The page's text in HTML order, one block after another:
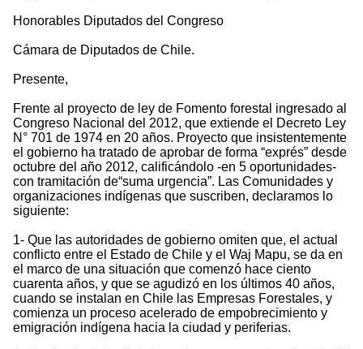
Honorables Diputados del Congreso
Cámara de Diputados de Chile.
Presente,
Frente al proyecto de ley de Fomento forestal ingresado al
Congreso Nacional del 2012, que extiende el Decreto Ley
N° 701 de 1974 en 20 años. Proyecto que insistentemente
el gobierno ha tratado de aprobar de forma “exprés” desde
octubre del año 2012, calificándolo -en 5 oportunidades-
con tramitación de“suma urgencia”. Las Comunidades y
organizaciones indígenas que suscriben, declaramos lo
siguiente:
1- Que las autoridades de gobierno omiten que, el actual
conflicto entre el Estado de Chile y el Waj Mapu, se da en
el marco de una situación que comenzó hace ciento
cuarenta años, y que se agudizó en los últimos 40 años,
cuando se instalan en Chile las Empresas Forestales, y
comienza un proceso acelerado de empobrecimiento y
emigración indígena hacia la ciudad y periferias.